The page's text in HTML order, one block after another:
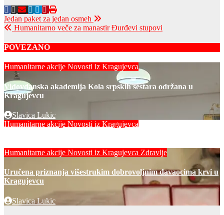
Post
navigation
Jedan paket za jedan osmeh
Humanitarno veče za manastir Đurđevi stupovi
POVEZANO
Humanitarne akcije Novosti iz Kragujevca
Vidovdanska akademija Kola srpskih sestara održana u
Kragujevcu
Slavica Lukic
Humanitarne akcije Novosti iz Kragujevca
Humanitarne akcije Novosti iz Kragujevca Zdravlje
Uručena priznanja višestrukim dobrovoljnim davaocima krvi u
Kragujevcu
Slavica Lukic